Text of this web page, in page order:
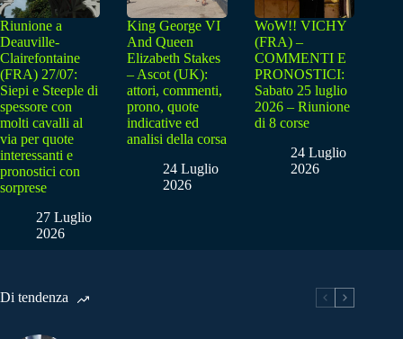
Riunione a
Deauville-
Clairefontaine
(FRA) 27/07:
Siepi e Steeple di
spessore con
molti cavalli al
via per quote
interessanti e
pronostici con
sorprese
27 Luglio
2026
King George VI
And Queen
Elizabeth Stakes
– Ascot (UK):
attori, commenti,
prono, quote
indicative ed
analisi della corsa
24 Luglio
2026
WoW!! VICHY
(FRA) –
COMMENTI E
PRONOSTICI:
Sabato 25 luglio
2026 – Riunione
di 8 corse
24 Luglio
2026
Di tendenza